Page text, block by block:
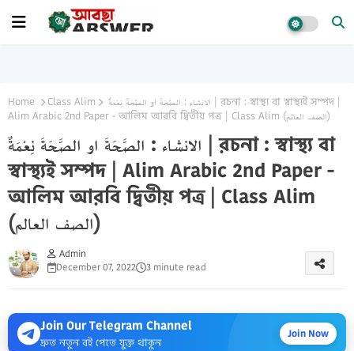
Home Class Alim
Alim Arabic 2nd Paper - আলিম আরবি দ্বিতীয় পত্র | Class Alim (الصف العالم)
الانشاء : الصَّحَةَ او الصَّحَةَ نِعْمَةٌ | রচনা : স্বাস্থ্য বা
স্বাস্থ্যই সম্পদ | Alim Arabic 2nd Paper -
আলিম আরবি দ্বিতীয় পত্র | Class Alim
(الصف العالم)
Admin
December 07, 2022
3 minute read
Join Our Telegram Channel
দ্রুত নতুন বই পেতে যুক্ত থাকুন
Join Now